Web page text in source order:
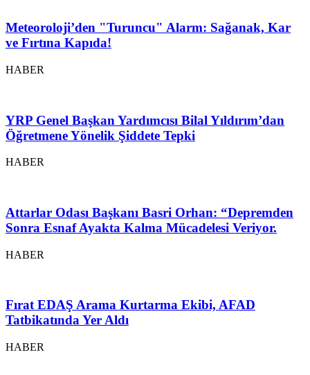
Meteoroloji’den "Turuncu" Alarm: Sağanak, Kar
ve Fırtına Kapıda!
HABER
YRP Genel Başkan Yardımcısı Bilal Yıldırım’dan
Öğretmene Yönelik Şiddete Tepki
HABER
Attarlar Odası Başkanı Basri Orhan: “Depremden
Sonra Esnaf Ayakta Kalma Mücadelesi Veriyor.
HABER
Fırat EDAŞ Arama Kurtarma Ekibi, AFAD
Tatbikatında Yer Aldı
HABER